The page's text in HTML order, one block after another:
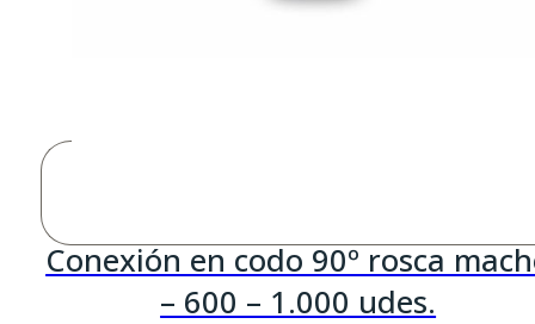
Conexión en codo 90º rosca
– 600 – 1.000 udes.